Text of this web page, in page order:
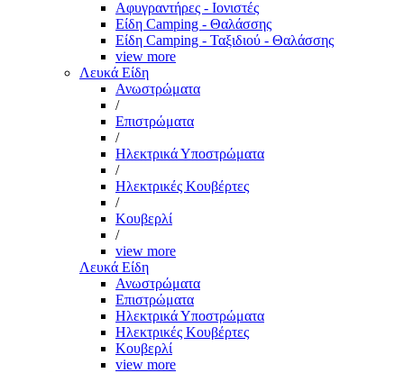
Αφυγραντήρες - Ιονιστές
Είδη Camping - Θαλάσσης
Είδη Camping - Ταξιδιού - Θαλάσσης
view more
Λευκά Είδη
Ανωστρώματα
/
Επιστρώματα
/
Ηλεκτρικά Υποστρώματα
/
Ηλεκτρικές Κουβέρτες
/
Κουβερλί
/
view more
Λευκά Είδη
Ανωστρώματα
Επιστρώματα
Ηλεκτρικά Υποστρώματα
Ηλεκτρικές Κουβέρτες
Κουβερλί
view more